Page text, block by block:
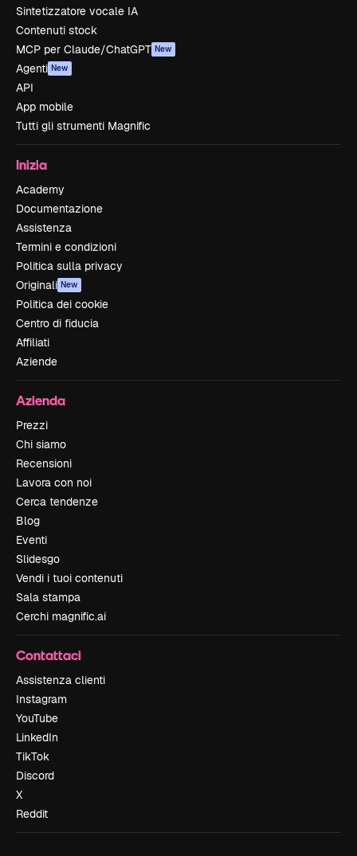
Sintetizzatore vocale IA
Contenuti stock
MCP per Claude/ChatGPT New
Agenti New
API
App mobile
Tutti gli strumenti Magnific
Inizia
Academy
Documentazione
Assistenza
Termini e condizioni
Politica sulla privacy
Originali New
Politica dei cookie
Centro di fiducia
Affiliati
Aziende
Azienda
Prezzi
Chi siamo
Recensioni
Lavora con noi
Cerca tendenze
Blog
Eventi
Slidesgo
Vendi i tuoi contenuti
Sala stampa
Cerchi magnific.ai
Contattaci
Assistenza clienti
Instagram
YouTube
LinkedIn
TikTok
Discord
X
Reddit